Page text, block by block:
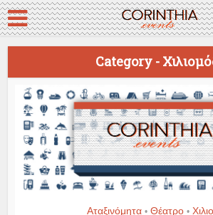
Category -
Αταξινόμητα • Θέατρο •